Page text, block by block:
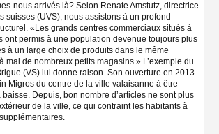
nous arrivés là? Selon Renate Amstutz, directrice
suisses (UVS), nous assistons à un profond
«Les grands centres commerciaux situés à
ont permis à une population devenue toujours plus
à un large choix de produits dans le même
mal de nombreux petits magasins.» L’exemple du
(VS) lui donne raison. Son ouverture en 2013
Migros du centre de la ville valaisanne à être
Depuis, bon nombre d’articles ne sont plus
de la ville, ce qui contraint les habitants à